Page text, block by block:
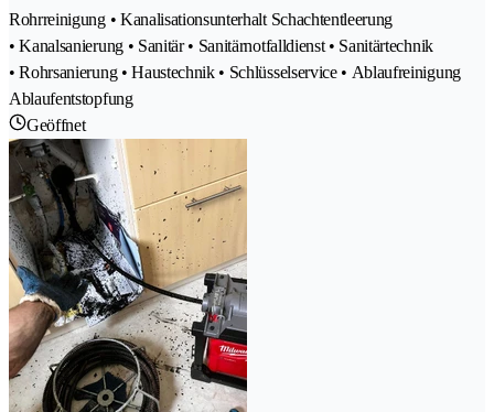
Rohrreinigung • Kanalisationsunterhalt Schachtentleerung
• Kanalsanierung • Sanitär • Sanitärnotfalldienst • Sanitärtechnik
• Rohrsanierung • Haustechnik • Schlüsselservice • Ablaufreinigung
Ablaufentstopfung
Geöffnet